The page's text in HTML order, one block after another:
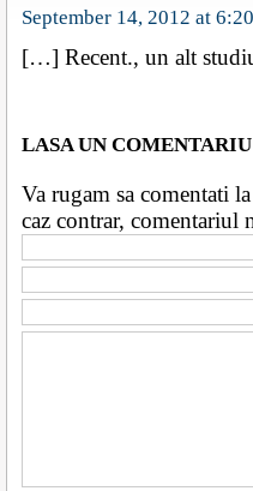
September 14, 2012 at
[…] Recent., un alt
LASA UN COMENTARIU
Va rugam sa comentati
caz contrar, comentariul